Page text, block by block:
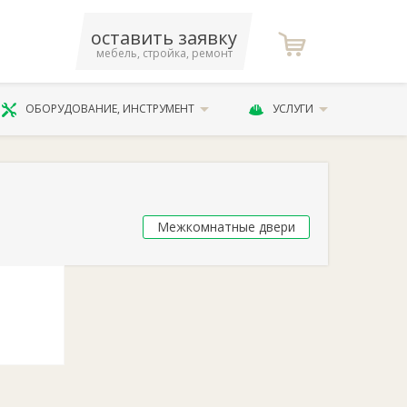
оставить заявку
мебель, стройка, ремонт
ОБОРУДОВАНИЕ, ИНСТРУМЕНТ УСЛУГИ
Межкомнатные двери